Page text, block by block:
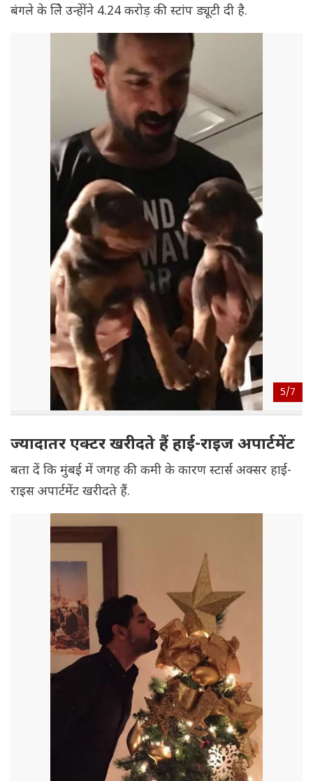
बंगले के लिे उन्हेोंने 4.24 करोड़ की स्टांप ड्यूटी दी है.
5/7
ज्यादातर एक्टर खरीदते हैं हाई-राइज अपार्टमेंट
बता दें कि मुंबई में जगह की कमी के कारण स्टार्स अक्सर हाई-
राइस अपार्टमेंट खरीदते हैं.